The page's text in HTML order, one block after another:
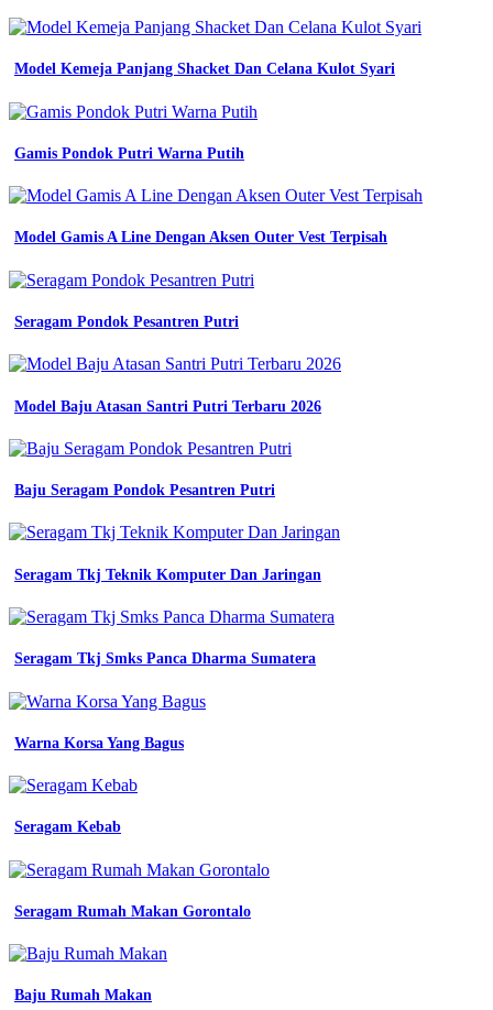
Seragam
Kerja
Stasiun
Trans
custom
padang
elegan
yang
terbaik
6
bahan
untuk
kerja
keren
semarang
yang
untuk
seragam
pns
baju
pdh
seragam
buatan
bandung
bagus
contoh
seragam
lengkap
dengan
gambar
Model Kemeja Panjang Shacket Dan Celana Kulot Syari
Gamis Pondok Putri Warna Putih
Model Gamis A Line Dengan Aksen Outer Vest Terpisah
Seragam Pondok Pesantren Putri
Model Baju Atasan Santri Putri Terbaru 2026
Baju Seragam Pondok Pesantren Putri
Seragam Tkj Teknik Komputer Dan Jaringan
Seragam Tkj Smks Panca Dharma Sumatera
Warna Korsa Yang Bagus
Seragam Kebab
Seragam Rumah Makan Gorontalo
Baju Rumah Makan